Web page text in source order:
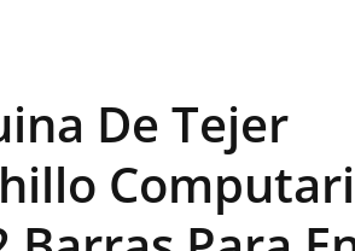
De Tejer